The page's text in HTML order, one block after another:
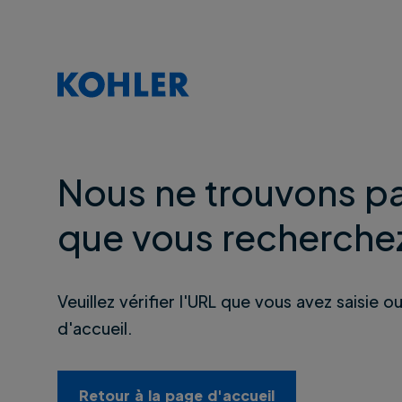
Nous ne trouvons
que vous
Veuillez vérifier l'URL que vous avez saisie
d'accueil.
Retour à la page d'accueil